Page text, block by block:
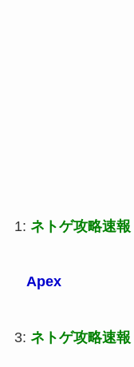
1: ネトゲ攻略速報
Apex
3: ネトゲ攻略速報